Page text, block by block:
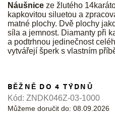
Náušnice ze žlutého
kapkovitou siluetou a
matné plochy. Dvě plochy
síla a jemnost. Diamanty při
a podtrhnou jedinečnost
vytvářejí šperk s vlastním
BĚŽNĚ DO 4 TÝDNŮ
Můžeme doručit do: 08.09.2026
Kód: ZNDK046Z-03-1000